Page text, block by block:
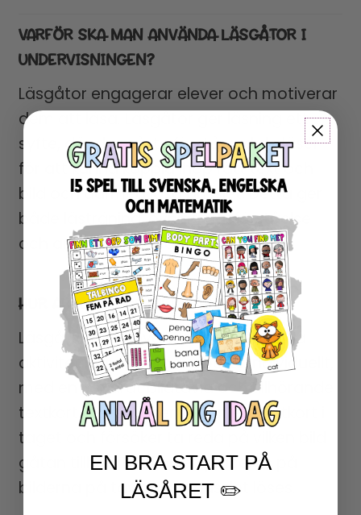
VARFÖR SKA MAN ANVÄNDA LÄSGÅTOR I
UNDERVISNINGEN?
Läsgåtor engagerar elever och motiverar
dem att läsa. Läsgåtor ger läsning ett
syfte, där de måste förstå vad de läser
för att kunna koppla ihop rätt text och
bild och därmed lösa pusslet. Detta ger
både lästräning, övning i läsförståelse
och arbete med ordförråd.
HUR ARBETAR JAG MED LÄSGÅTOR?
Läsgåtor kan användas som en enda
aktivitet där eleverna arbetar individuellt,
med en separat bildtavla och tillhörande
textkort. Eleven läser sedan ett textkort i
taget och försöker ta reda på vilken bild
gåtan tillhör. Textkorten placeras på
bilderna på tavlan när pusslet löses.
EN BRA START PÅ
LÄSÅRET ✏️